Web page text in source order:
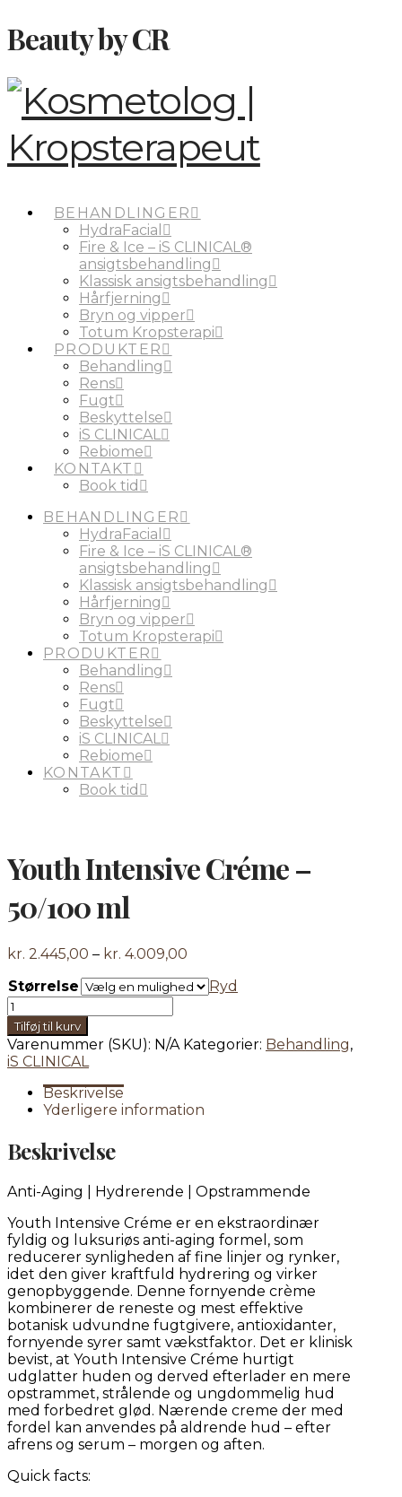
Beauty by CR
BEHANDLINGER
HydraFacial
Fire & Ice – iS CLINICAL®
ansigtsbehandling
Klassisk ansigtsbehandling
Hårfjerning
Bryn og vipper
Totum Kropsterapi
PRODUKTER
Behandling
Rens
Fugt
Beskyttelse
iS CLINICAL
Rebiome
KONTAKT
Book tid
BEHANDLINGER
HydraFacial
Fire & Ice – iS CLINICAL®
ansigtsbehandling
Klassisk ansigtsbehandling
Hårfjerning
Bryn og vipper
Totum Kropsterapi
PRODUKTER
Behandling
Rens
Fugt
Beskyttelse
iS CLINICAL
Rebiome
KONTAKT
Book tid
Youth Intensive Créme –
50/100 ml
kr. 2.445,00 – kr. 4.009,00
til
Størrelse
Ryd
Youth
Intensive
Créme
-
50/100
antal
Tilføj til kurv
Varenummer (SKU): N/A Kategorier: Behandling,
iS CLINICAL
Beskrivelse
Yderligere information
Beskrivelse
Anti-Aging | Hydrerende | Opstrammende
Youth Intensive Créme er en ekstraordinær
fyldig og luksuriøs anti-aging formel, som
reducerer synligheden af fine linjer og rynker,
idet den giver kraftfuld hydrering og virker
genopbyggende. Denne fornyende crème
kombinerer de reneste og mest effektive
botanisk udvundne fugtgivere, antioxidanter,
fornyende syrer samt vækstfaktor. Det er klinisk
bevist, at Youth Intensive Créme hurtigt
udglatter huden og derved efterlader en mere
opstrammet, strålende og ungdommelig hud
med forbedret glød. Nærende creme der med
fordel kan anvendes på aldrende hud – efter
afrens og serum – morgen og aften.
Quick facts: